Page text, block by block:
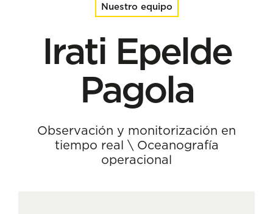
Nuestro equipo
Irati Epelde
Pagola
Observación y monitorización en
tiempo real \ Oceanografía
operacional